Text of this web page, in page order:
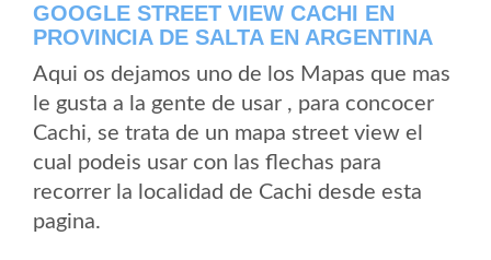
GOOGLE STREET VIEW CACHI EN
PROVINCIA DE SALTA EN ARGENTINA
Aqui os dejamos uno de los Mapas que mas
le gusta a la gente de usar , para concocer
Cachi, se trata de un mapa street view el
cual podeis usar con las flechas para
recorrer la localidad de Cachi desde esta
pagina.